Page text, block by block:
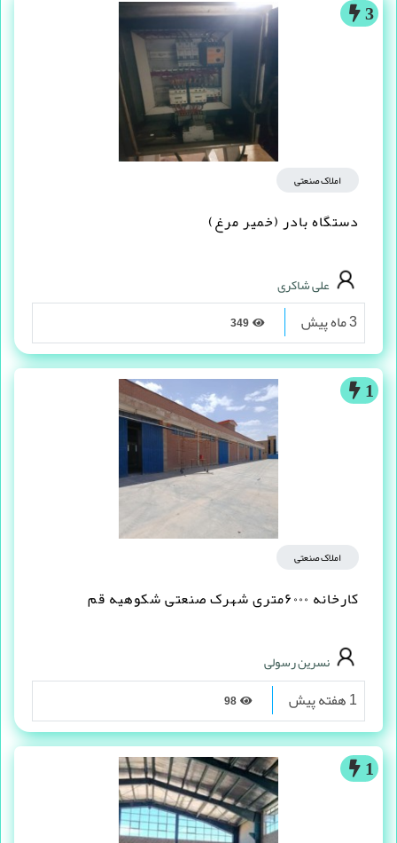
3
املاک صنعتی
دستگاه بادر (خمیر مرغ)
علی شاکری
3 ماه پیش
1
املاک صنعتی
کارخانه ۶۰۰۰متری شهرک صنعتی شکوهیه قم
نسرین رسولی
1 هفته پیش
1